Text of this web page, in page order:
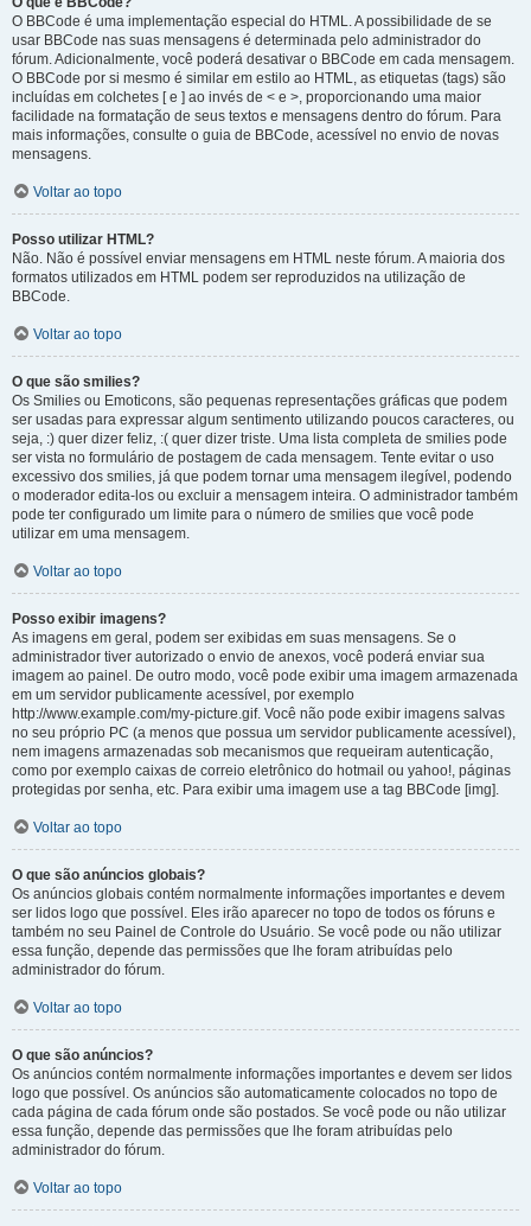
O BBCode é uma implementação especial do HTML. A possibilidade de se
usar BBCode nas suas mensagens é determinada pelo administrador do
fórum. Adicionalmente, você poderá desativar o BBCode em cada mensagem.
O BBCode por si mesmo é similar em estilo ao HTML, as etiquetas (tags) são
incluídas em colchetes [ e ] ao invés de < e >, proporcionando uma maior
facilidade na formatação de seus textos e mensagens dentro do fórum. Para
mais informações, consulte o guia de BBCode, acessível no envio de novas
mensagens.
Voltar ao topo
Posso utilizar HTML?
Não. Não é possível enviar mensagens em HTML neste fórum. A maioria dos
formatos utilizados em HTML podem ser reproduzidos na utilização de
BBCode.
Voltar ao topo
O que são smilies?
Os Smilies ou Emoticons, são pequenas representações gráficas que podem
ser usadas para expressar algum sentimento utilizando poucos caracteres, ou
seja, :) quer dizer feliz, :( quer dizer triste. Uma lista completa de smilies pode
ser vista no formulário de postagem de cada mensagem. Tente evitar o uso
excessivo dos smilies, já que podem tornar uma mensagem ilegível, podendo
o moderador edita-los ou excluir a mensagem inteira. O administrador também
pode ter configurado um limite para o número de smilies que você pode
utilizar em uma mensagem.
Voltar ao topo
Posso exibir imagens?
As imagens em geral, podem ser exibidas em suas mensagens. Se o
administrador tiver autorizado o envio de anexos, você poderá enviar sua
imagem ao painel. De outro modo, você pode exibir uma imagem armazenada
em um servidor publicamente acessível, por exemplo
http://www.example.com/my-picture.gif. Você não pode exibir imagens salvas
no seu próprio PC (a menos que possua um servidor publicamente acessível),
nem imagens armazenadas sob mecanismos que requeiram autenticação,
como por exemplo caixas de correio eletrônico do hotmail ou yahoo!, páginas
protegidas por senha, etc. Para exibir uma imagem use a tag BBCode [img].
Voltar ao topo
O que são anúncios globais?
Os anúncios globais contém normalmente informações importantes e devem
ser lidos logo que possível. Eles irão aparecer no topo de todos os fóruns e
também no seu Painel de Controle do Usuário. Se você pode ou não utilizar
essa função, depende das permissões que lhe foram atribuídas pelo
administrador do fórum.
Voltar ao topo
O que são anúncios?
Os anúncios contém normalmente informações importantes e devem ser lidos
logo que possível. Os anúncios são automaticamente colocados no topo de
cada página de cada fórum onde são postados. Se você pode ou não utilizar
essa função, depende das permissões que lhe foram atribuídas pelo
administrador do fórum.
Voltar ao topo